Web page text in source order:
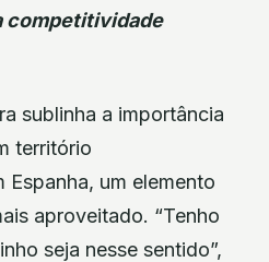
competitividade
sublinha a importância
território
Espanha, um elemento
aproveitado. “Tenho
seja nesse sentido”,